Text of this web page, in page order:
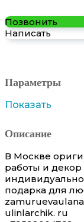
Позвонить
Написать
Параметры
Показать
Описание
В Москве
работы и
подарка для
ulinlarchik. ru